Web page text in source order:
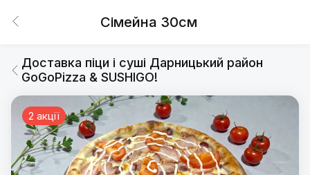
Сімейна 30см
Доставка піци і суші Дарницький район
GoGoPizza & SUSHIGO!
2 акції